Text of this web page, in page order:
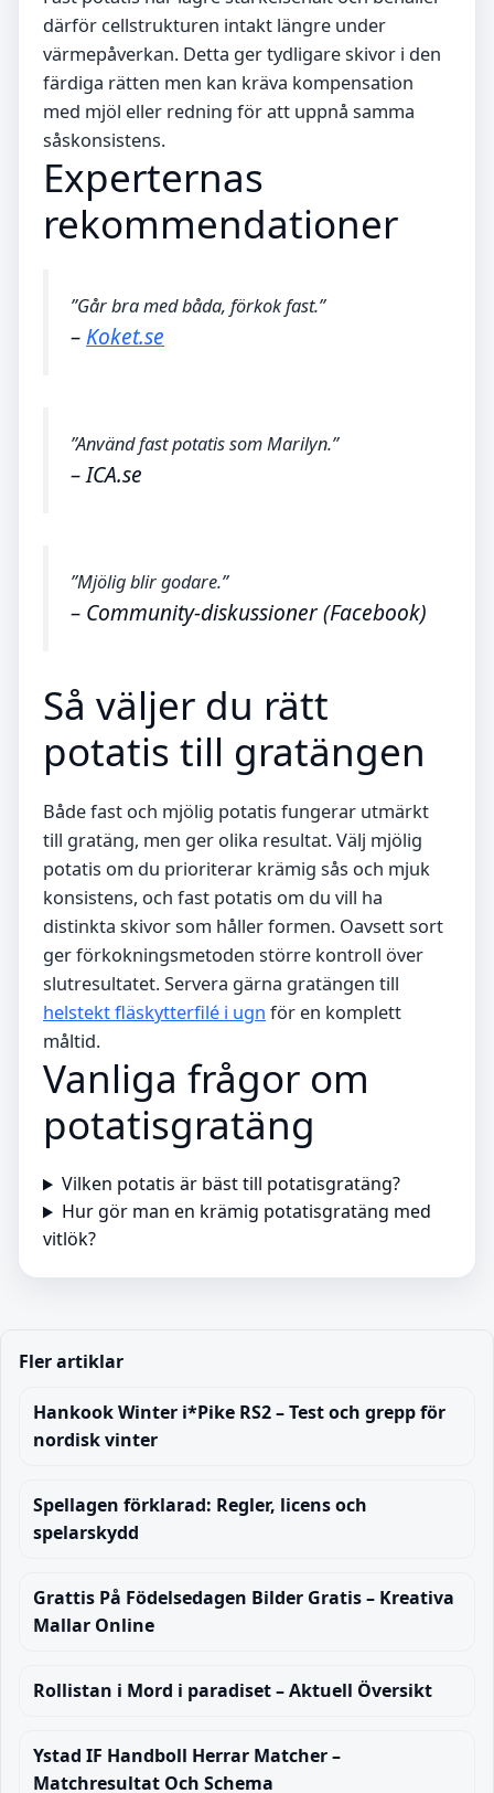
därför cellstrukturen intakt längre under
värmepåverkan. Detta ger tydligare skivor i den
färdiga rätten men kan kräva kompensation
med mjöl eller redning för att uppnå samma
såskonsistens.
Experternas
rekommendationer
”Går bra med båda, förkok fast.”
–Koket.se
”Använd fast potatis som Marilyn.”
– ICA.se
”Mjölig blir godare.”
– Community-diskussioner (Facebook)
Så väljer du rätt
potatis till gratängen
Både fast och mjölig potatis fungerar utmärkt
till gratäng, men ger olika resultat. Välj mjölig
potatis om du prioriterar krämig sås och mjuk
konsistens, och fast potatis om du vill ha
distinkta skivor som håller formen. Oavsett sort
ger förkokningsmetoden större kontroll över
slutresultatet. Servera gärna gratängen till
helstekt fläskytterfilé i ugn för en komplett
måltid.
Vanliga frågor om
potatisgratäng
Vilken potatis är bäst till potatisgratäng?
Hur gör man en krämig potatisgratäng med
vitlök?
Fler artiklar
Hankook Winter i*Pike RS2 – Test och grepp för
nordisk vinter
Spellagen förklarad: Regler, licens och
spelarskydd
Grattis På Födelsedagen Bilder Gratis – Kreativa
Mallar Online
Rollistan i Mord i paradiset – Aktuell Översikt
Ystad IF Handboll Herrar Matcher –
Matchresultat Och Schema